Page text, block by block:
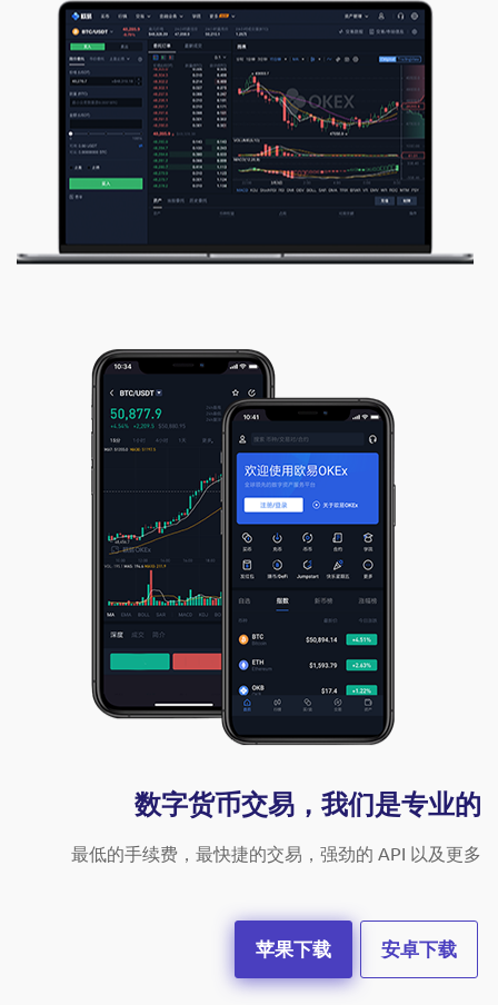
数字货币交易，我们是专业的
最低的手续费，最快捷的交易，强劲的 API 以及更多
苹果下载 安卓下载